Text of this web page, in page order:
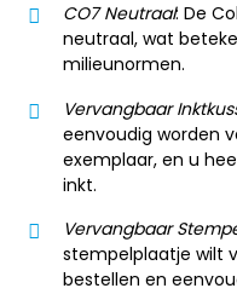
CO7 Neutraal: De
neutraal, wat
milieunormen.
Vervangbaar
eenvoudig worden
exemplaar, en u
inkt.
Vervangbaar
stempelplaatje wilt
bestellen en